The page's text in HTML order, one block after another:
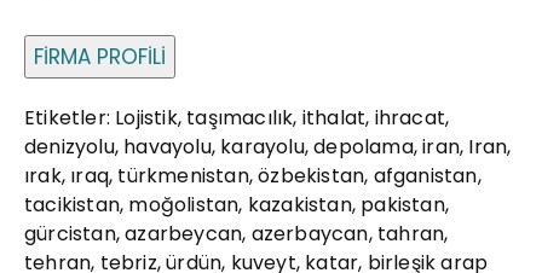
FİRMA PROFİLİ
Etiketler: Lojistik, taşımacılık, ithalat, ihracat,
denizyolu, havayolu, karayolu, depolama, iran, Iran,
ırak, ıraq, türkmenistan, özbekistan, afganistan,
tacikistan, moğolistan, kazakistan, pakistan,
gürcistan, azarbeycan, azerbaycan, tahran,
tehran, tebriz, ürdün, kuveyt, katar, birleşik arap